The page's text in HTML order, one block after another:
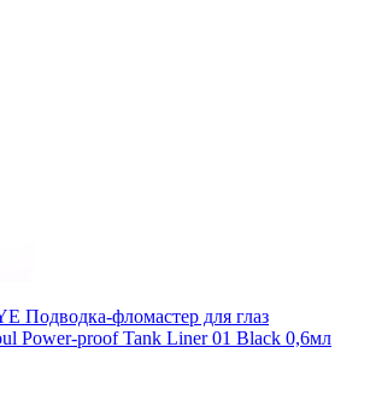
Подводка-фломастер для глаз
Power-proof Tank Liner 01 Black 0,6мл